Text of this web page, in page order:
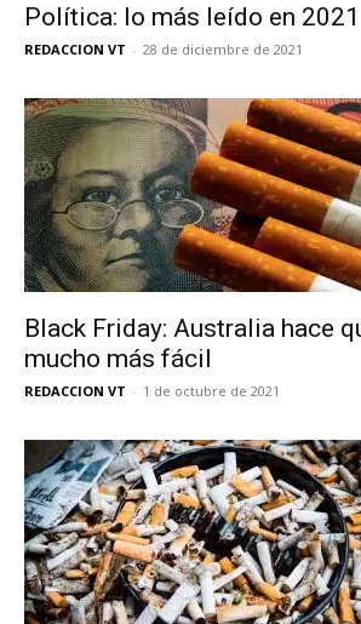
Política: lo más leído en 2021
REDACCION VT - 28 de diciembre de 2021
Black Friday: Australia hace
mucho más fácil
REDACCION VT - 1 de octubre de 2021